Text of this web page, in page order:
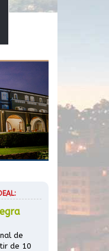
de
de 10